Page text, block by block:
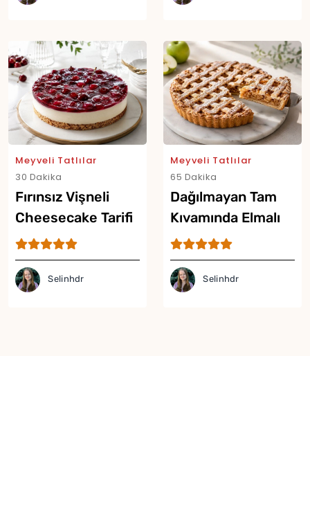
Meyveli Tatlılar
30 Dakika
Fırınsız Vişneli
Cheesecake Tarifi
Selinhdr
Meyveli Tatlılar
65 Dakika
Dağılmayan Tam
Kıvamında Elmalı
Turta Tarifi
Selinhdr